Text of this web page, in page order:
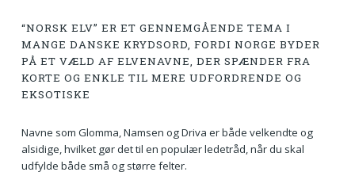
“NORSK ELV” ER ET GENNEMGÅENDE TEMA I
MANGE DANSKE KRYDSORD, FORDI NORGE BYDER
PÅ ET VÆLD AF ELVENAVNE, DER SPÆNDER FRA
KORTE OG ENKLE TIL MERE UDFORDRENDE OG
EKSOTISKE
Navne som Glomma, Namsen og Driva er både velkendte og
alsidige, hvilket gør det til en populær ledetråd, når du skal
udfylde både små og større felter.